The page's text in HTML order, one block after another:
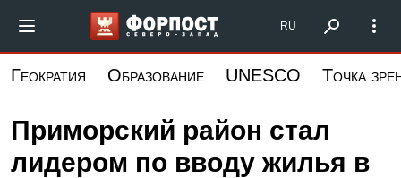
основному
Форпост Северо-Запад
RU
Геократия Образование UNESCO Точка
Приморский район стал
лидером по вводу жилья в